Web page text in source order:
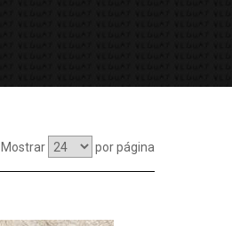
Mostrar por página